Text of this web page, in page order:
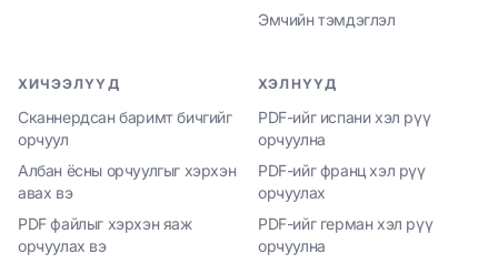
Эмчийн тэмдэглэл
ХИЧЭЭЛҮҮД
Сканнердсан баримт бичгийг
орчуул
Албан ёсны орчуулгыг хэрхэн
авах вэ
PDF файлыг хэрхэн яаж
орчуулах вэ
ХЭЛНҮҮД
PDF-ийг испани хэл рүү
орчуулна
PDF-ийг франц хэл рүү
орчуулах
PDF-ийг герман хэл рүү
орчуулна